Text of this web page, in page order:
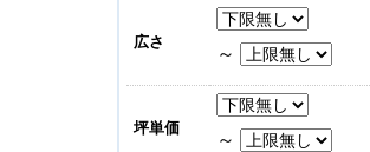
M.BALANCE MIDOSUJI
HOMMACHI
616,056
地上 3/10
広さ
～
坪単価
～